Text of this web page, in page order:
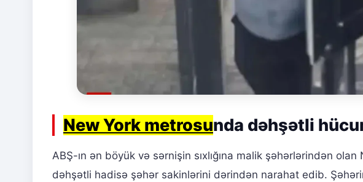
New York metrosunda dəhşətli
ABŞ-ın ən böyük və sərnişin sıxlığına malik şəhərlərindən
dəhşətli hadisə şəhər sakinlərini dərindən narahat edib.